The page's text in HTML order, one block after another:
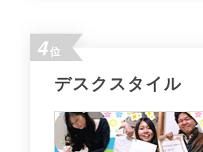
4位
デスクスタイル